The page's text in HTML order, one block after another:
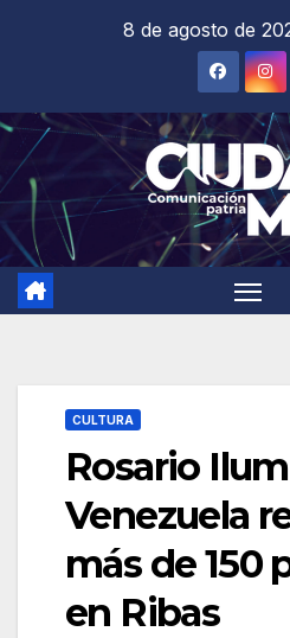
8 de agosto de
CULTURA
Rosario
Venezuela
más de 150
en Ribas